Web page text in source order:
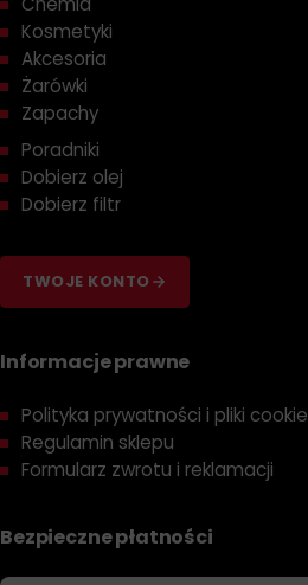
Kosmetyki
Akcesoria
Żarówki
Zapachy
Poradniki
Dobierz olej
Dobierz filtr
TWOJE KONTO
Informacje prawne
Polityka prywatności i pliki cookie
Regulamin sklepu
Formularz zwrotu i reklamacji
Bezpieczne płatności